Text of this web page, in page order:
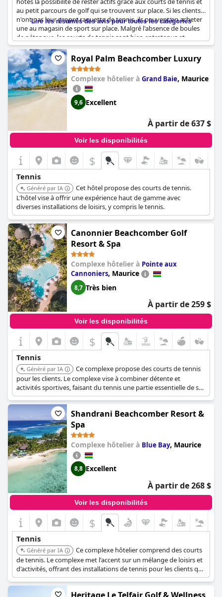
au petit parcours de golf qui se trouvent sur place. Si les clients
n'ont pas leur propre raquette de tennis, ils peuvent en acheter
une au magasin de sport sur place. Malgré l'absence de boules
de pétanque, les courts de tennis sont bien entretenus et
peuvent être utilisés. En outre, l'hôtel propose des activités
gratuites telles que le kayak, le pédalo et le tennis. Dans
l'ensemble, le complexe est une excellente option pour les
clients qui souhaitent inclure des activités sportives et
récréatives dans leurs vacances.
Lire les résumés des avis pour toutes les catégories
Royal Palm Beachcomber Luxury
Complexe hôtelier à Grand Baie, Maurice
9,6 Excellent
À partir de 637 $
Voir les disponibilités
$
Tennis
Généré par IA
Cet hôtel propose des courts de tennis.
L'hôtel vise à offrir une expérience haut de gamme avec
diverses installations de loisirs, y compris le tennis.
Canonnier Beachcomber Golf
Resort & Spa
Complexe hôtelier à Pointe aux
Cannoniers, Maurice
8,7 Très bien
À partir de 259 $
Voir les disponibilités
$
Tennis
Généré par IA
Ce complexe propose des courts de tennis
pour les clients. Le complexe vise à combiner détente et
activités sportives, faisant du tennis une partie essentielle de ses
offres récréatives.
Shandrani Beachcomber Resort &
Spa
Complexe hôtelier à Blue Bay, Maurice
8,8 Excellent
À partir de 268 $
Voir les disponibilités
$
Tennis
Généré par IA
Ce complexe hôtelier comprend des courts
de tennis. Le complexe met l'accent sur un mélange de loisirs et
d'activités, offrant des installations de tennis pour les clients qui
aiment le sport.
Heritage Le Telfair Golf & Wellness